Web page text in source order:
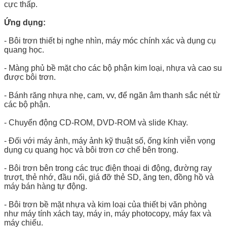
cực thấp.
Ứng dụng:
- Bôi trơn thiết bị nghe nhìn, máy móc chính xác và dụng cụ
quang học.
- Màng phủ bề mặt cho các bộ phận kim loại, nhựa và cao su
được bôi trơn.
- Bánh răng nhựa nhẹ, cam, vv, để ngăn âm thanh sắc nét từ
các bộ phận.
- Chuyển động CD-ROM, DVD-ROM và slide Khay.
- Đối với máy ảnh, máy ảnh kỹ thuật số, ống kính viễn vọng
dụng cụ quang học và bôi trơn cơ chế bên trong.
- Bôi trơn bên trong các trục điện thoại di động, đường ray
trượt, thẻ nhớ, đầu nối, giá đỡ thẻ SD, ăng ten, đồng hồ và
máy bán hàng tự động.
- Bôi trơn bề mặt nhựa và kim loại của thiết bị văn phòng
như máy tính xách tay, máy in, máy photocopy, máy fax và
máy chiếu.